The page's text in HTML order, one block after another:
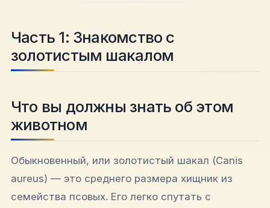
Часть 1: Знакомство с
золотистым шакалом
Что вы должны знать об этом
животном
Обыкновенный, или золотистый шакал (Canis
aureus) — это среднего размера хищник из
семейства псовых. Его легко спутать с